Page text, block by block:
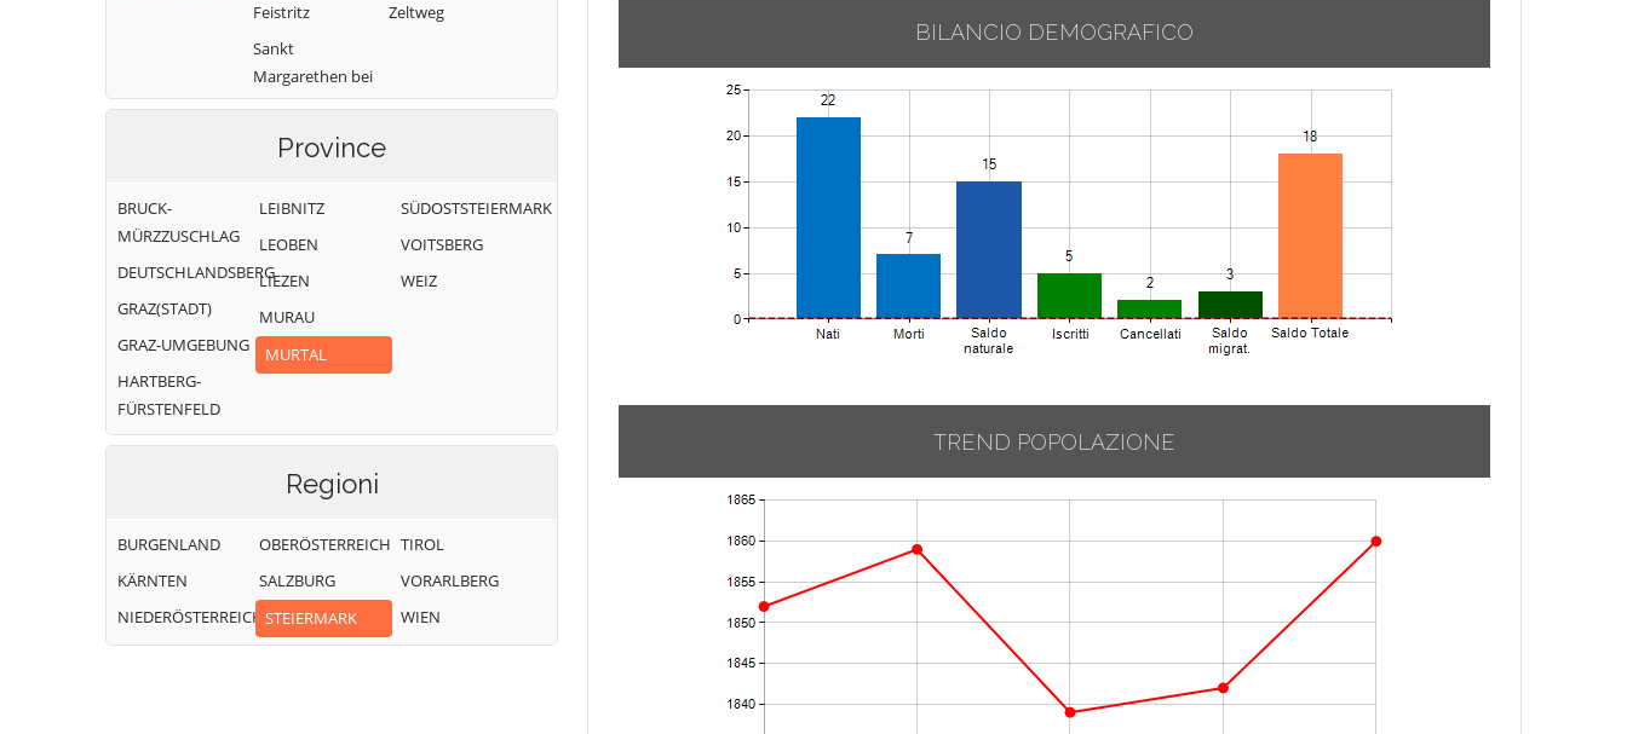
Feistritz
Sankt
Margarethen bei
Knittelfeld
Zeltweg
Province
BRUCK-
MÜRZZUSCHLAG
DEUTSCHLANDSBERG
GRAZ(STADT)
GRAZ-UMGEBUNG
HARTBERG-
FÜRSTENFELD
LEIBNITZ
LEOBEN
LIEZEN
MURAU
MURTAL
SÜDOSTSTEIERMARK
VOITSBERG
WEIZ
Regioni
BURGENLAND
KÄRNTEN
NIEDERÖSTERREICH
OBERÖSTERREICH
SALZBURG
STEIERMARK
TIROL
VORARLBERG
WIEN
BILANCIO DEMOGRAFICO
TREND POPOLAZIONE